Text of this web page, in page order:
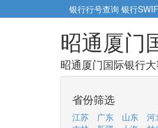
银行行号查询 银行
昭通厦门
昭通厦门国际银行
省份筛选
江苏 广东 山东 河